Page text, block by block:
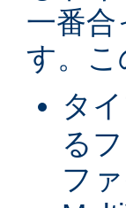
一番
す。
タ
る
フ